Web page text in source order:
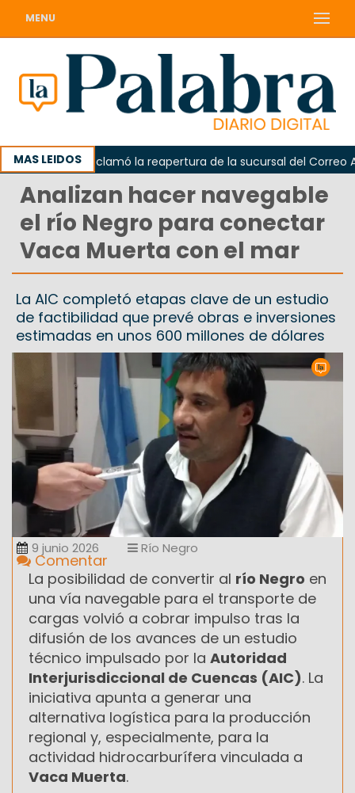
MENU
MAS LEIDOS
Odarda reclamó la reapertura de la sucursal del Correo
Analizan hacer navegable
el río Negro para conectar
Vaca Muerta con el mar
La AIC completó etapas clave de un estudio
de factibilidad que prevé obras e inversiones
estimadas en unos 600 millones de dólares
9 junio 2026 Río Negro
Comentar
La posibilidad de convertir al río Negro en
una vía navegable para el transporte de
cargas volvió a cobrar impulso tras la
difusión de los avances de un estudio
técnico impulsado por la Autoridad
Interjurisdiccional de Cuencas (AIC). La
iniciativa apunta a generar una
alternativa logística para la producción
regional y, especialmente, para la
actividad hidrocarburífera vinculada a
Vaca Muerta.